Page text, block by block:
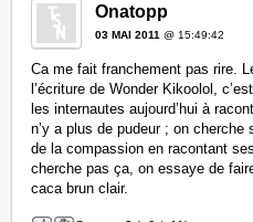
Onatopp
03 MAI 2011 @ 15:49:42
Ca me fait franchement pas rire.
l’écriture de Wonder Kikoolol,
les internautes aujourd’hui à
n’y a plus de pudeur ; on
de la compassion en racontant
cherche pas ça, on essaye de
caca brun clair.